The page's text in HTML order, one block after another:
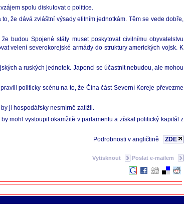
spolu diskutovat o politice.
že dává zvláštní výsady elitním jednotkám. Těm se vede dobře,
budou Spojené státy muset poskytovat civilnímu obyvatelstvu
velení severokorejské armády do struktury amerických vojsk. K
a ruských jednotek. Japonci se účastnit nebudou, ale mohou
politicky scénu na to, že Čína část Severní Koreje převezme
ji hospodářsky nesmírně zatížil.
mohl vystoupit okamžitě v parlamentu a získal politický kapitál z
Podrobnosti v angličtině
ZDE
Vytisknout Poslat e-mailem